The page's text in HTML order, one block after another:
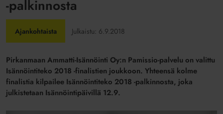
-palkinnosta
Ajankohtaista Julkaistu: 6.9.2018
Pirkanmaan Ammatti-Isännöinti Oy:n Pamissio-palvelu on valittu
Isännöintiteko 2018 -finalistien joukkoon. Yhteensä kolme
finalistia kilpailee Isännöintiteko 2018 -palkinnosta, joka
julkistetaan Isännöintipäivillä 12.9.